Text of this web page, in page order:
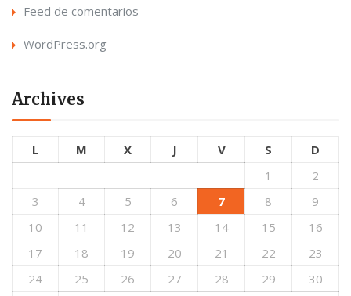
Feed de comentarios
WordPress.org
Archives
L M X J V S
D
1
2
3
4 5 6 7 8
9
10
11 12 13 14 15
16
17
18 19 20 21 22
23
24
25 26 27 28 29
30